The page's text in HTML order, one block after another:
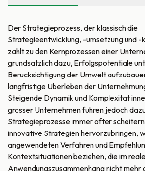
Der Strategieprozess, der klassisch die
Strategieentwicklung, -umsetzung und -
zahlt zu den Kernprozessen einer
grundsatzlich dazu, Erfolgspotentiale
Berucksichtigung der Umwelt
langfristige Uberleben der
Steigende Dynamik und Komplexitat
grosser Unternehmen fuhren jedoch
Strategieprozesse immer ofter
innovative Strategien hervorzubringen,
angewendeten Verfahren und
Kontextsituationen beziehen, die im
Anwendungszusammenhang nicht mehr